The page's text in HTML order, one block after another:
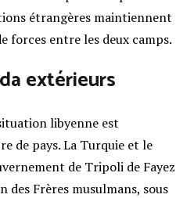
étrangères maintiennent
forces entre les deux camps.
extérieurs
libyenne est
de pays. La Turquie et le
de Tripoli de Fayez
des Frères musulmans, sous